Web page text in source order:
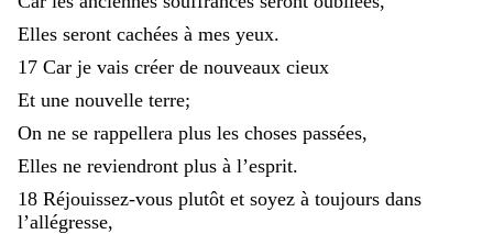
Elles seront cachées à mes yeux.
17 Car je vais créer de nouveaux cieux
Et une nouvelle terre;
On ne se rappellera plus les choses passées,
Elles ne reviendront plus à l’esprit.
18 Réjouissez-vous plutôt et soyez à toujours dans
l’allégresse,